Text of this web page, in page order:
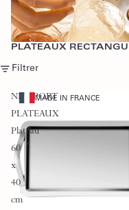
PLATEAUX
Filtrer
NEWPORT
PLATEAUX
Plateau
60
x
40
cm
MADE IN FRANCE